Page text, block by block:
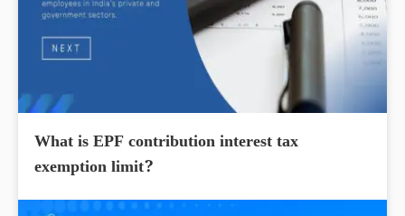
What is EPF contribution interest tax
exemption limit?